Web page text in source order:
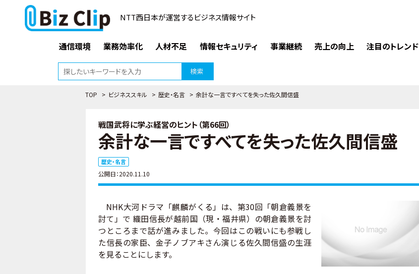
NTT西日本が運営するビジネス情報サイト
通信環境 業務効率化 人材不足 情報セキュリティ 事業継続 売上の向上 注目のトレンド
検索
TOP > ビジネススキル > 歴史・名言 > 余計な一言ですべてを失った佐久間信盛
戦国武将に学ぶ経営のヒント（第66回）
余計な一言ですべてを失った佐久間信盛
歴史・名言
公開日：2020.11.10
NHK大河ドラマ「麒麟がくる」は、第30回「朝倉義景を
討て」で 織田信長が越前国（現・福井県）の朝倉義景を討
つところまで話が進みました。今回はこの戦いにも参戦し
た信長の家臣、金子ノブアキさん演じる佐久間信盛の生涯
を見ることにします。